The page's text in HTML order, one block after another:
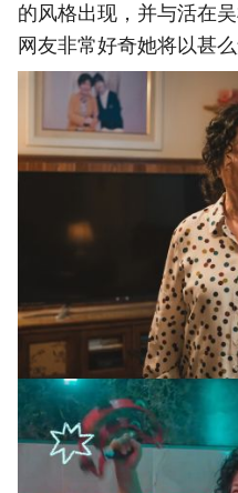
的风格出现，并与活在
网友非常好奇她将以甚